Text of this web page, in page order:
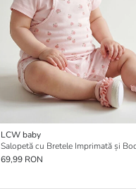
LCW baby
69,99 RON